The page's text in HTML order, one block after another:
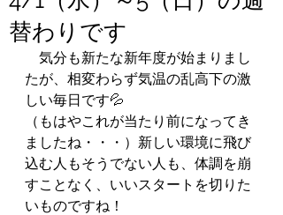
替わりです
気分も新たな新年度が始まりまし
たが、相変わらず気温の乱高下の激
しい毎日です💦
（もはやこれが当たり前になってき
ましたね・・・）新しい環境に飛び
込む人もそうでない人も、体調を崩
すことなく、いいスタートを切りた
いものですね！